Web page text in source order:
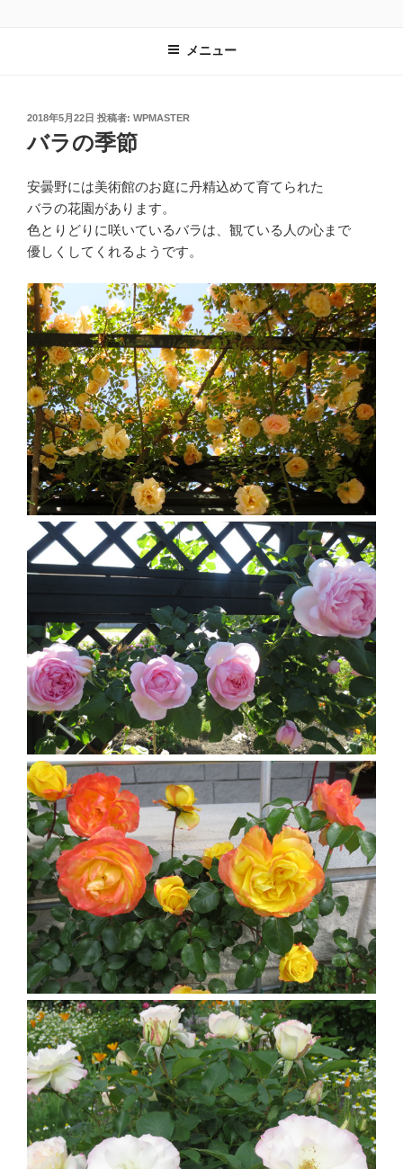
メニュー
投
日:
2018年5月22日 投稿者: WPMASTER
バラの季節
安曇野には美術館のお庭に丹精込めて育てられた
バラの花園があります。
色とりどりに咲いているバラは、観ている人の心まで
優しくしてくれるようです。